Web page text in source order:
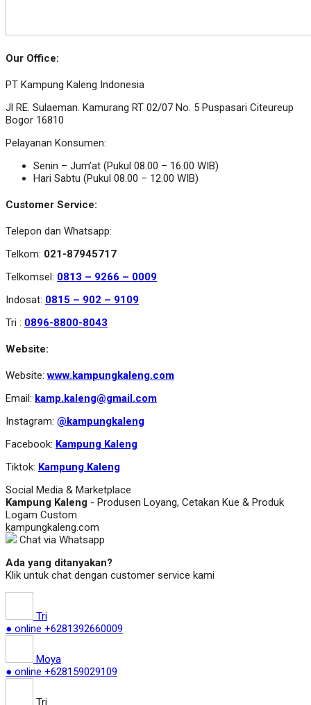
Our Office:
PT Kampung Kaleng Indonesia
Jl RE. Sulaeman. Kamurang RT 02/07 No. 5 Puspasari Citeureup
Bogor 16810
Pelayanan Konsumen:
Senin – Jum’at (Pukul 08.00 – 16.00 WIB)
Hari Sabtu (Pukul 08.00 – 12.00 WIB)
Customer Service:
Telepon dan Whatsapp:
Telkom: 021-87945717
Telkomsel: 0813 – 9266 – 0009
Indosat: 0815 – 902 – 9109
Tri : 0896-8800-8043
Website:
Website:www.kampungkaleng.com
Email: kamp.kaleng@gmail.com
Instagram: @kampungkaleng
Facebook: Kampung Kaleng
Tiktok: Kampung Kaleng
Social Media & Marketplace
Kampung Kaleng - Produsen Loyang, Cetakan Kue & Produk
Logam Custom
kampungkaleng.com
Chat via Whatsapp
Ada yang ditanyakan?
Klik untuk chat dengan customer service kami
Tri
● online +6281392660009
Moya
● online +628159029109
Tri